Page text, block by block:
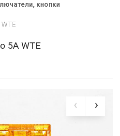
кнопки
5А WTE